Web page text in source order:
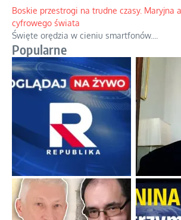
Gorący dylemat medytacji nad tajemnicami.
Boskie przestrogi na trudne czasy. Maryjna